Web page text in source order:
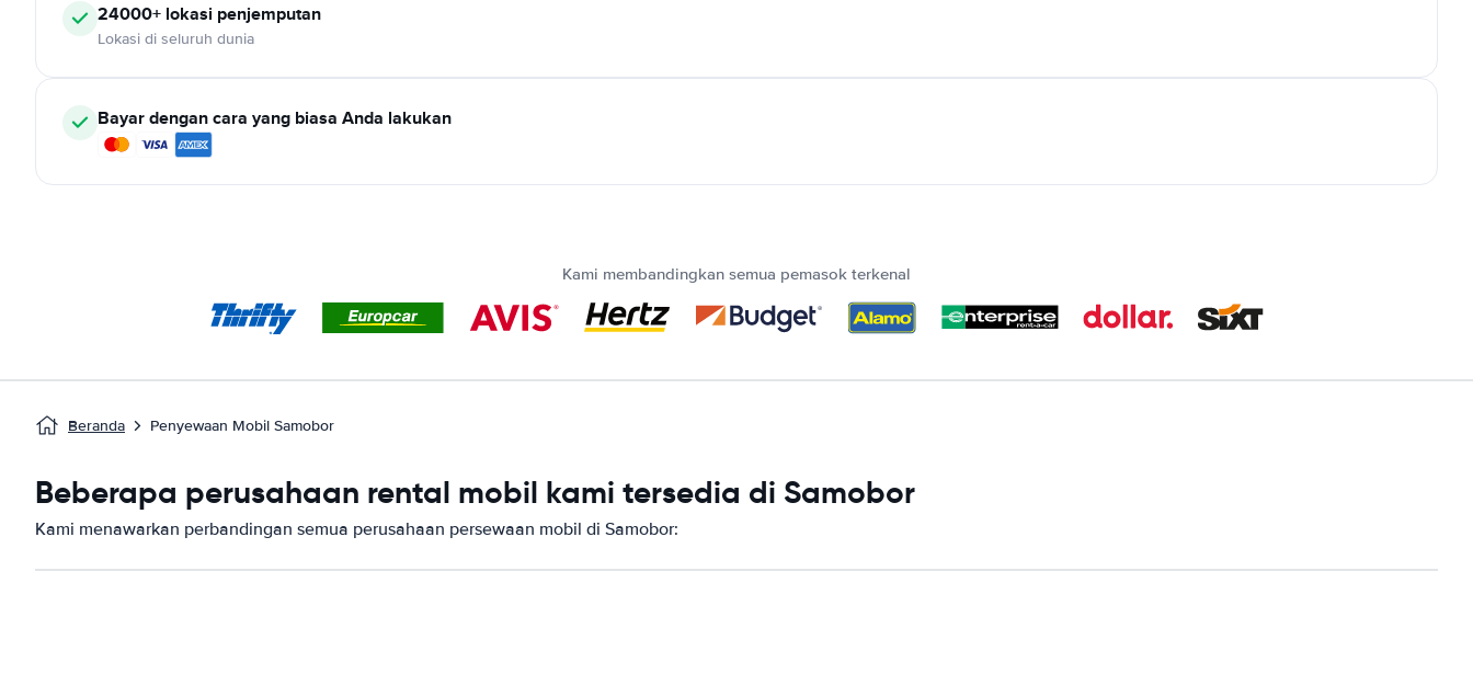
24000+ lokasi penjemputan
Lokasi di seluruh dunia
Bayar dengan cara yang biasa Anda lakukan
Kami membandingkan semua pemasok terkenal
Beranda Penyewaan Mobil Samobor
Beberapa perusahaan rental mobil kami tersedia di Samobor
Kami menawarkan perbandingan semua perusahaan persewaan mobil di Samobor: